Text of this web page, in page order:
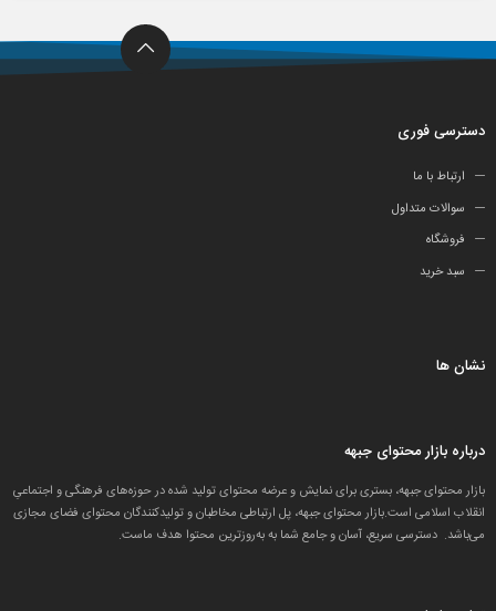
دسترسی فوری
ارتباط با ما
سوالات متداول
فروشگاه
سبد خرید
نشان ها
درباره بازار محتوای جبهه
بازار محتوای جبهه، بستری برای نمایش و عرضه محتوای تولید شده در حوزه‌های فرهنگی و اجتماعیِ
انقلاب اسلامی است.بازار محتوای جبهه، پل ارتباطی مخاطبان و تولید‌کنندگان محتوای فضای مجازی
می‌باشد. دسترسی سریع، آسان و جامع شما به به‌روزترین محتوا هدف ماست.